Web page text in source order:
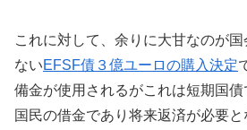
これに対して、余りに大甘なのが
ないEFSF債３億ユーロの購入決定
備金が使用されるがこれは短期国債
国民の借金であり将来返済が必要と